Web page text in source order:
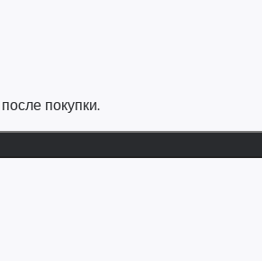
после покупки.